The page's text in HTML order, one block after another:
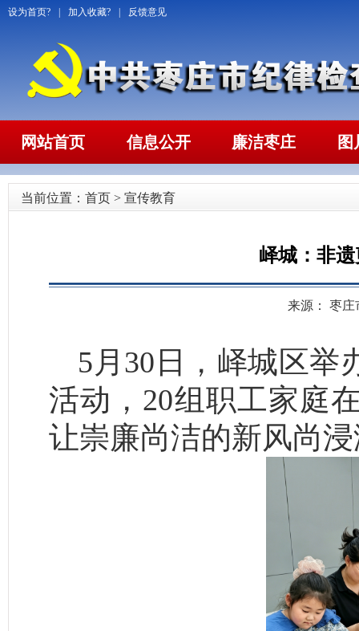
设为首页? 加入收藏? 反馈意见
网站首页 信息公开 廉洁枣庄 图
当前位置： 首页 > 宣传教育
峄城：非
来源： 枣
5月30日，峄城区举
活动，20组职工家庭
让崇廉尚洁的新风尚